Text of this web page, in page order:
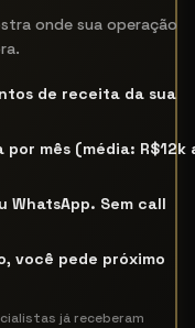
onde sua operação
de receita da sua
por mês (média: R$12k
WhatsApp. Sem call
você pede próximo
já receberam